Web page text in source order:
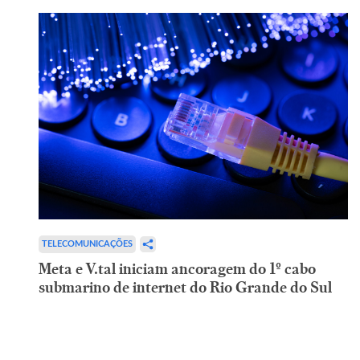
TELECOMUNICAÇÕES
Meta e V.tal iniciam ancoragem do 1º cabo
submarino de internet do Rio Grande do Sul